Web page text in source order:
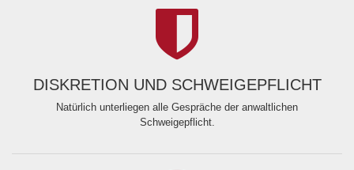
DISKRETION UND SCHWEIGEPFLICHT
Natürlich unterliegen alle Gespräche der anwaltlichen
Schweigepflicht.